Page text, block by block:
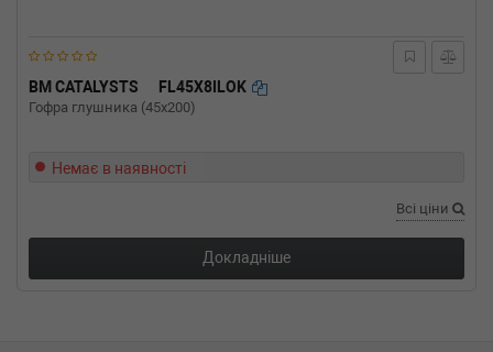
BM CATALYSTS FL45X8ILOK
Гофра глушника (45x200)
Немає в наявності
Всі ціни
Докладніше